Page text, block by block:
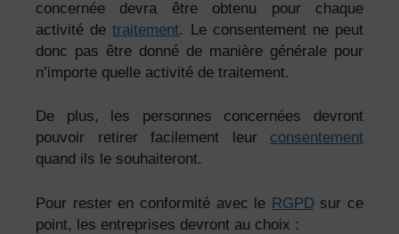
concernée devra être obtenu pour chaque
activité detraitement. Le consentement ne peut
donc pas être donné de manière générale pour
n’importe quelle activité de traitement.
De plus, les personnes concernées devront
pouvoir retirer facilement leur consentement
quand ils le souhaiteront.
Pour rester en conformité avec le RGPDsur ce
point, les entreprises devront au choix :